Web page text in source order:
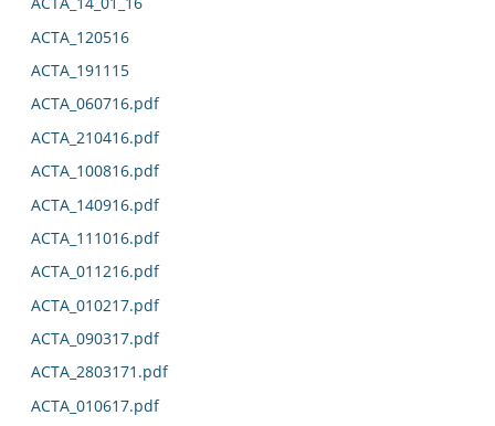
ACTA_120516
ACTA_191115
ACTA_060716.pdf
ACTA_210416.pdf
ACTA_100816.pdf
ACTA_140916.pdf
ACTA_111016.pdf
ACTA_011216.pdf
ACTA_010217.pdf
ACTA_090317.pdf
ACTA_2803171.pdf
ACTA_010617.pdf